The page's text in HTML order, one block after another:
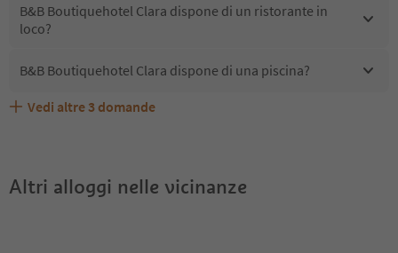
B&B Boutiquehotel Clara dispone di un ristorante in
loco?
B&B Boutiquehotel Clara dispone di una piscina?
B&B Boutiquehotel Clara accetta animali domestici?
Quali servizi/attività sono disponibili presso B&B
Gli ospiti di B&B Boutiquehotel Clara ricevono l'Alto
Vedi altre 3 domande
Altri alloggi nelle vicinanze